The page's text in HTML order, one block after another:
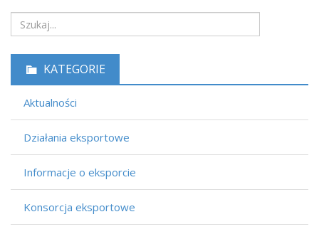
KATEGORIE
Aktualności
Działania eksportowe
Informacje o eksporcie
Konsorcja eksportowe